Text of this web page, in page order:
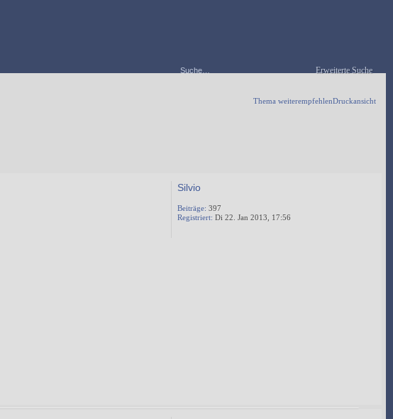
Erweiterte Suche
Thema weiterempfehlenDruckansicht
Silvio
Beiträge: 397
Registriert: Di 22. Jan 2013, 17:56